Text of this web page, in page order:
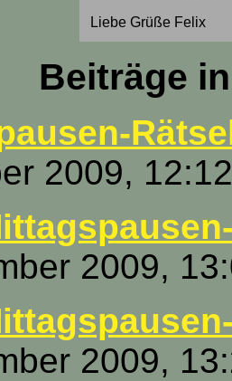
Liebe Grüße Felix
Beiträge
2009,
2009,
2009,